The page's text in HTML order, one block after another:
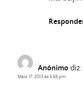
Anónimo diz:
Maio 17, 2013 às 5:55 pm